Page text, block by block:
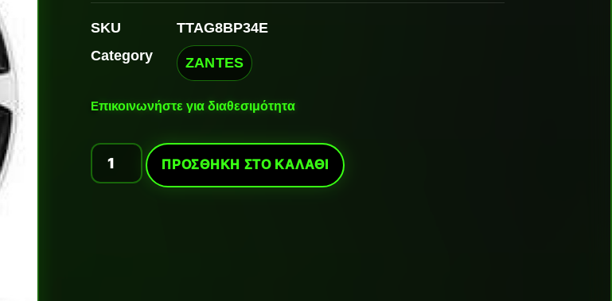
SKU
TTAG8BP34E
Category
ZANTES
Επικοινωνήστε για διαθεσιμότητα
ΠΡΟΣΘΉΚΗ ΣΤΟ ΚΑΛΆΘΙ